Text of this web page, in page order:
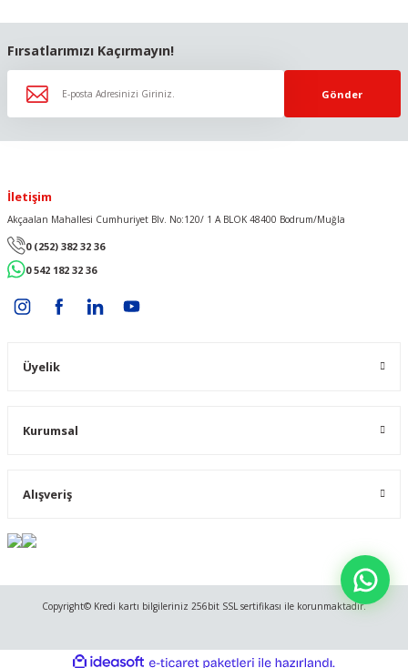
Fırsatlarımızı Kaçırmayın!
Gönder
İletişim
Akçaalan Mahallesi Cumhuriyet Blv. No:120/ 1 A BLOK 48400 Bodrum/Muğla
0 (252) 382 32 36
0 542 182 32 36
Üyelik
Kurumsal
Alışveriş
Copyright© Kredi kartı bilgileriniz 256bit SSL sertifikası ile korunmaktadır.
ideasoft e-